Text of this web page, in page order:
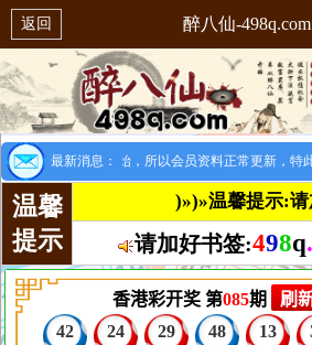
返回 醉八仙-498q.com
最新消息：
：8月1日开始，所以会员资料正常更新，特此
温馨
提示
)»)»温馨提示:
请加好书签:498q